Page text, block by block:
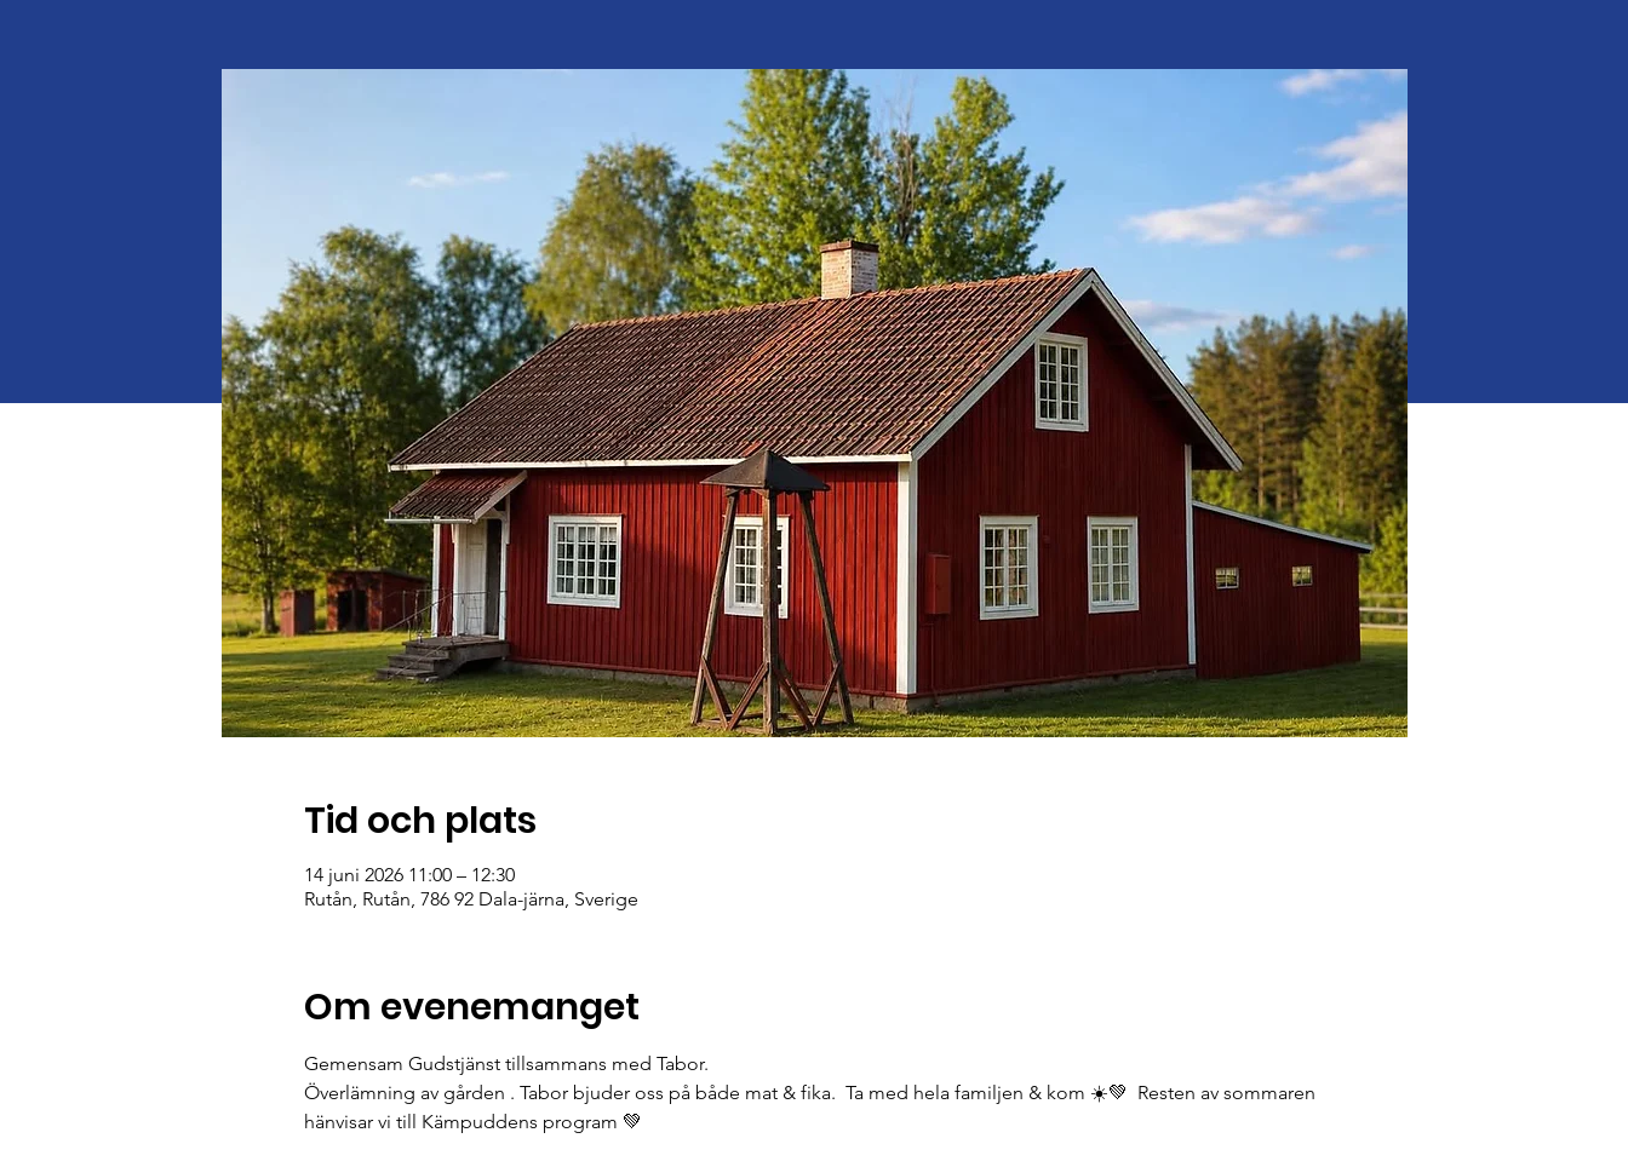
Tid och plats
14 juni 2026 11:00 – 12:30
Rutån, Rutån, 786 92 Dala-järna, Sverige
Om evenemanget
Gemensam Gudstjänst tillsammans med Tabor.
Överlämning av gården . Tabor bjuder oss på både mat & fika.  Ta med hela familjen & kom ☀️💚  Resten av sommaren
hänvisar vi till Kämpuddens program 💚